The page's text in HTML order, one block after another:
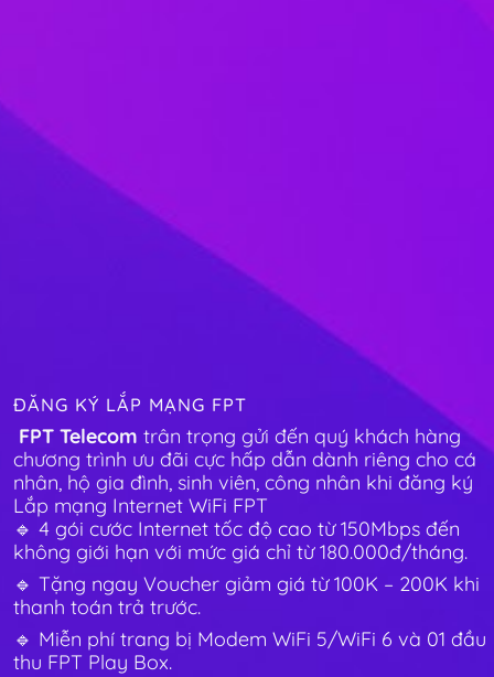
ĐĂNG KÝ LẮP MẠNG FPT
FPT Telecom trân trọng gửi đến quý khách hàng
chương trình ưu đãi cực hấp dẫn dành riêng cho cá
nhân, hộ gia đình, sinh viên, công nhân khi đăng ký
Lắp mạng Internet WiFi FPT
🔹 4 gói cước Internet tốc độ cao từ 150Mbps đến
không giới hạn với mức giá chỉ từ 180.000đ/tháng.
🔹 Tặng ngay Voucher giảm giá từ 100K – 200K khi
thanh toán trả trước.
🔹 Miễn phí trang bị Modem WiFi 5/WiFi 6 và 01 đầu
thu FPT Play Box.